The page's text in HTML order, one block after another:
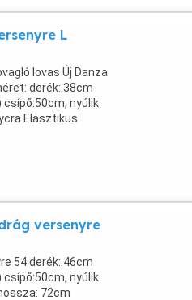
L
lovas Új Danza
derék: 38cm
nyúlik
Elasztikus
ben vagy előre
versenyre
54 derék: 46cm
nyúlik
72cm